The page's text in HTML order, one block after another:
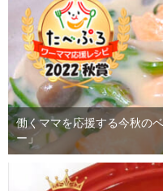
働くママを応援する今秋の
ー」